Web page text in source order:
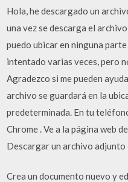
Hola, he descargado un
una vez se descarga el
puedo ubicar en ninguna
intentado varias veces, pero
Agradezco si me pueden
archivo se guardará en la
predeterminada. En tu
Chrome . Ve a la página web
Descargar un archivo adjunto
Crea un documento nuevo y